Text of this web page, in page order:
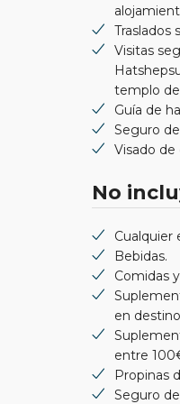
Traslados
Visitas
templo
Guía de
Seguro
Visado de
No
Cualquier
Bebidas.
Comidas
en
entre
Propinas
Seguro